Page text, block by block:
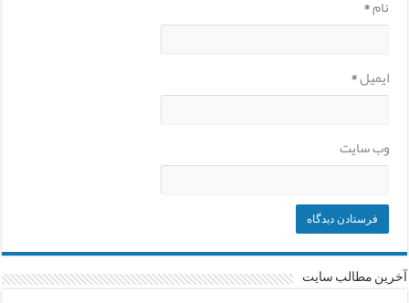
نام*
ایمیل*
وب‌ سایت
آخرین مطالب سایت